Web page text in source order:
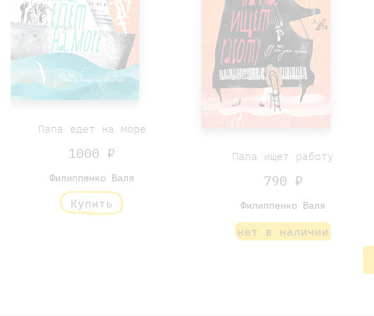
Папа едет на море
1000 ₽
Филиппенко Валя
Купить
Папа ищет работу
790 ₽
Филиппенко Валя
нет в наличии